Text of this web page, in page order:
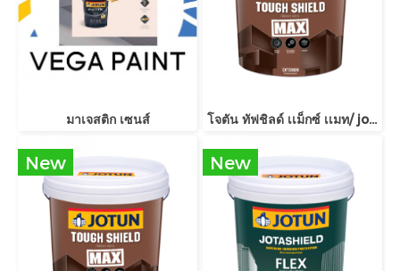
มาเจสติก เซนส์ โจตัน ทัฟชิลด์ เเม็กซ์ เเมท/ jotun tough shield max matt
New New